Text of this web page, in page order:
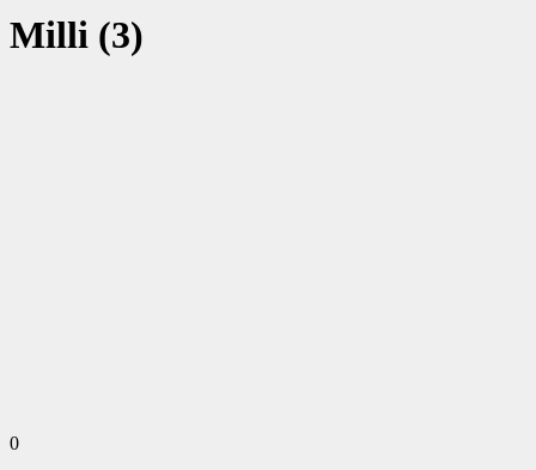
Milli (3)
0